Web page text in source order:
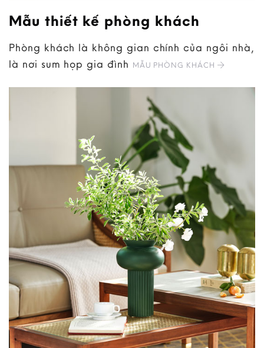
Mẫu thiết kế phòng khách
Phòng khách là không gian chính của ngôi nhà,
là nơi sum họp gia đình MẪU PHÒNG KHÁCH